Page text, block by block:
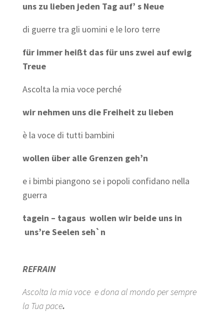
uns zu lieben jeden Tag auf’ s Neue
di guerre tra gli uomini e le loro terre
für immer heißt das für uns zwei auf ewig
Treue
Ascolta la mia voce perché
wir nehmen uns die Freiheit zu lieben
è la voce di tutti bambini
wollen über alle Grenzen geh’n
e i bimbi piangono se i popoli confidano nella
guerra
tagein – tagaus wollen wir beide uns in
uns’re Seelen seh`n
REFRAIN
Ascolta la mia voce e dona al mondo per sempre
la Tua pace.